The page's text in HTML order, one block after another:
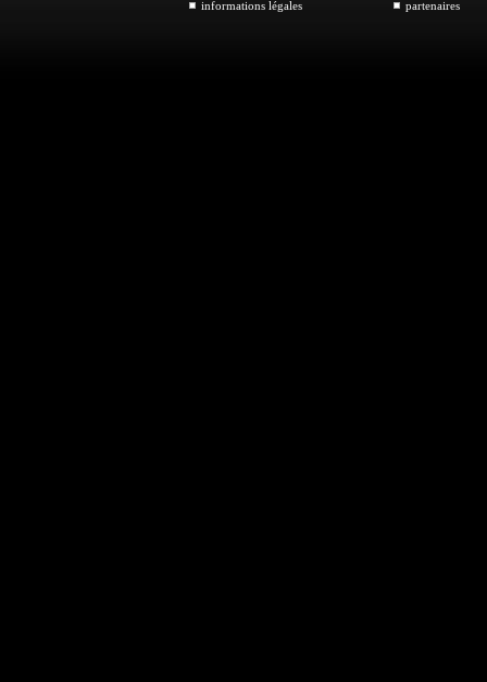
informations légales
partenaires